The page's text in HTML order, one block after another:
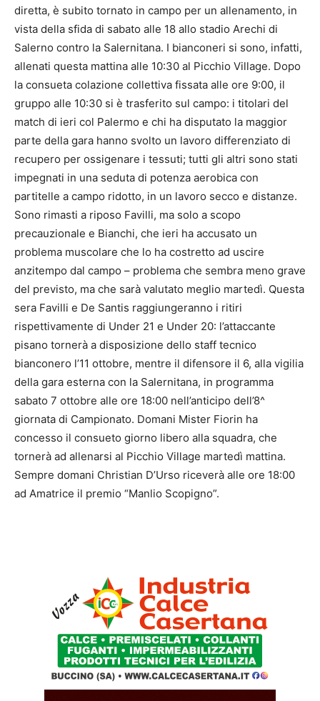
diretta, è subito tornato in campo per un allenamento, in
vista della sfida di sabato alle 18 allo stadio Arechi di
Salerno contro la Salernitana. I bianconeri si sono, infatti,
allenati questa mattina alle 10:30 al Picchio Village. Dopo
la consueta colazione collettiva fissata alle ore 9:00, il
gruppo alle 10:30 si è trasferito sul campo: i titolari del
match di ieri col Palermo e chi ha disputato la maggior
parte della gara hanno svolto un lavoro differenziato di
recupero per ossigenare i tessuti; tutti gli altri sono stati
impegnati in una seduta di potenza aerobica con
partitelle a campo ridotto, in un lavoro secco e distanze.
Sono rimasti a riposo Favilli, ma solo a scopo
precauzionale e Bianchi, che ieri ha accusato un
problema muscolare che lo ha costretto ad uscire
anzitempo dal campo – problema che sembra meno grave
del previsto, ma che sarà valutato meglio martedì. Questa
sera Favilli e De Santis raggiungeranno i ritiri
rispettivamente di Under 21 e Under 20: l’attaccante
pisano tornerà a disposizione dello staff tecnico
bianconero l’11 ottobre, mentre il difensore il 6, alla vigilia
della gara esterna con la Salernitana, in programma
sabato 7 ottobre alle ore 18:00 nell’anticipo dell’8^
giornata di Campionato. Domani Mister Fiorin ha
concesso il consueto giorno libero alla squadra, che
tornerà ad allenarsi al Picchio Village martedì mattina.
Sempre domani Christian D’Urso riceverà alle ore 18:00
ad Amatrice il premio “Manlio Scopigno”.